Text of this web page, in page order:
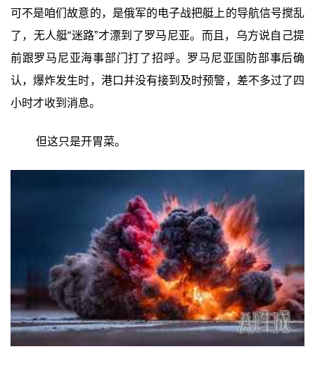
可不是咱们故意的，是俄军的电子战把艇上的导航信号搅乱
了，无人艇“迷路”才漂到了罗马尼亚。而且，乌方说自己提
前跟罗马尼亚海事部门打了招呼。罗马尼亚国防部事后确
认，爆炸发生时，港口并没有接到及时预警，差不多过了四
小时才收到消息。
但这只是开胃菜。